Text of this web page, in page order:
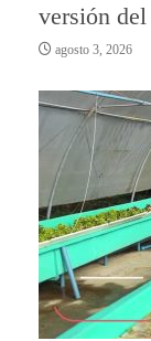
versión del
agosto 3, 2026